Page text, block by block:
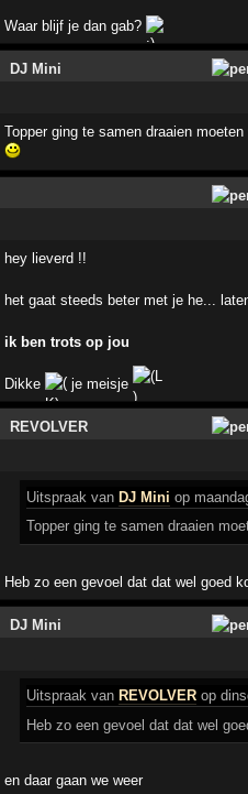
Waar blijf je dan gab?
DJ Mini
Topper ging te samen draaien moeten
hey lieverd !!
het gaat steeds beter met je he...
ik ben trots op jou
Dikke je meisje
REVOLVER
Uitspraak van DJ Mini op
Topper ging te samen draaien
Heb zo een gevoel dat dat wel goed
DJ Mini
Uitspraak van REVOLVER op
Heb zo een gevoel dat dat wel
en daar gaan we weer